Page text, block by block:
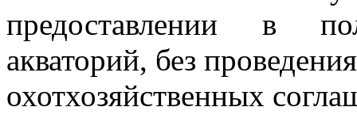
предоставлении в
акваторий, без
охотхозяйственных